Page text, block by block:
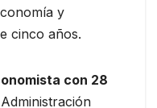
y
cinco años.
con 28